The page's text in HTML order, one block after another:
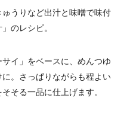
うりなど出汁と味噌で味付
のレシピ。
イ」をベースに、めんつゆ
。さっぱりながらも程よい
そる一品に仕上げます。